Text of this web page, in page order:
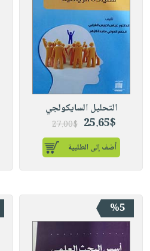
التحليل السايكولجي
25.65$
27.00$
أضف إلى الطلبية
%5